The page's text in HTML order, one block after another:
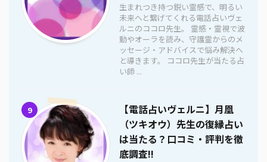
生まれつき持つ鋭い霊感で、明るい
未来へと繋げてくれる電話占いヴェ
ルニのココロ先生。 霊感・霊視で波
動やオーラを読み、守護霊からのメ
ッセージ・アドバイスで悩み解決へ
と導きます。 ココロ先生が当たる占
い師 ...
9
【電話占いヴェルニ】月凰
（ツキオウ）先生の復縁占い
は当たる？口コミ・評判を徹
底調査!!